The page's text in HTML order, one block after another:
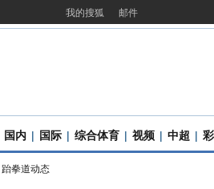
我的搜狐 邮件
国内 | 国际 | 综合体育 | 视频 | 中超 |
跆拳道动态